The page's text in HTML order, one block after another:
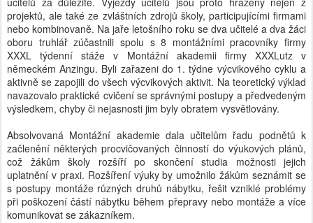
projektů, ale také ze zvláštních zdrojů školy, participujícími firmami
nebo kombinovaně. Na jaře letošního roku se dva učitelé a dva žáci
oboru truhlář zúčastnili spolu s 8 montážními pracovníky firmy
XXXL týdenní stáže v Montážní akademii firmy XXXLutz v
německém Anzingu. Byli zařazeni do 1. týdne výcvikového cyklu a
aktivně se zapojili do všech výcvikových aktivit. Na teoretický výklad
navazovalo praktické cvičení se správnými postupy a předvedeným
výsledkem, chyby či nejasnosti jim byly obratem vysvětlovány.
Absolvovaná Montážní akademie dala učitelům řadu podnětů k
začlenění některých procvičovaných činností do výukových plánů,
což žákům školy rozšíří po skončení studia možnosti jejich
uplatnění v praxi. Rozšíření výuky by umožnilo žákům seznámit se
s postupy montáže různých druhů nábytku, řešit vzniklé problémy
při poškození částí nábytku během přepravy nebo montáže a více
komunikovat se zákazníkem.